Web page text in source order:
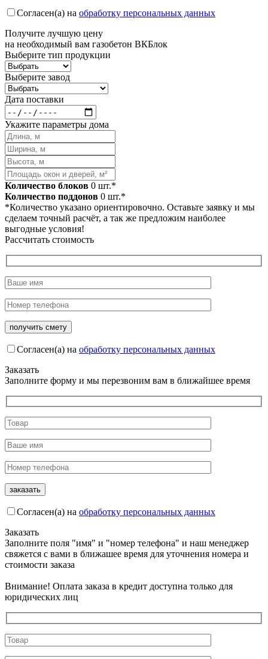
Согласен(а) на обработку персональных данных
Получите лучшую цену
на необходимый вам газобетон ВКБлок
Выберите тип продукции
Выберите завод
Дата поставки
Укажите параметры дома
Количество блоков 0 шт.*
Количество поддонов 0 шт.*
*Количество указано ориентировочно. Оставьте заявку и мы
сделаем точный расчёт, а так же предложим наиболее
выгодные условия!
Рассчитать стоимость
Согласен(а) на обработку персональных данных
Заказать
Заполните форму и мы перезвоним вам в ближайшее время
Согласен(а) на обработку персональных данных
Заказать
Заполните поля "имя" и "номер телефона" и наш менеджер
свяжется с вами в ближашее время для уточнения номера и
стоимости заказа
Внимание! Оплата заказа в кредит доступна только для
юридических лиц